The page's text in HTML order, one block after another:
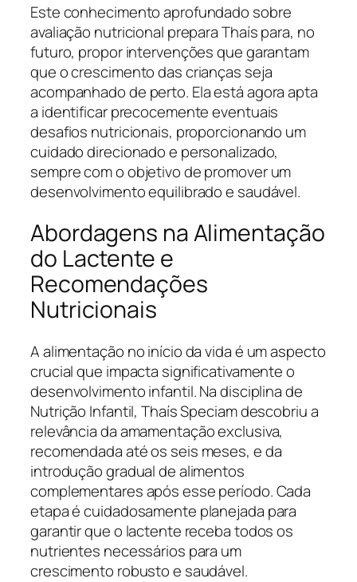
Este conhecimento aprofundado sobre
avaliação nutricional prepara Thaís para, no
futuro, propor intervenções que garantam
que o crescimento das crianças seja
acompanhado de perto. Ela está agora apta
a identificar precocemente eventuais
desafios nutricionais, proporcionando um
cuidado direcionado e personalizado,
sempre com o objetivo de promover um
desenvolvimento equilibrado e saudável.
Abordagens na Alimentação
do Lactente e
Recomendações
Nutricionais
A alimentação no início da vida é um aspecto
crucial que impacta significativamente o
desenvolvimento infantil. Na disciplina de
Nutrição Infantil, Thaís Speciam descobriu a
relevância da amamentação exclusiva,
recomendada até os seis meses, e da
introdução gradual de alimentos
complementares após esse período. Cada
etapa é cuidadosamente planejada para
garantir que o lactente receba todos os
nutrientes necessários para um
crescimento robusto e saudável.